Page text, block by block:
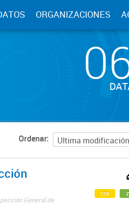
ORGANIZACIONES
Ordenar
General de
csv